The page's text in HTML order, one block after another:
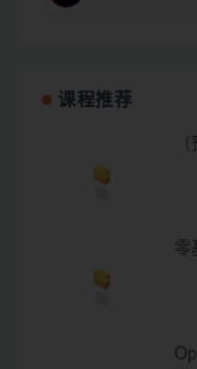
课程推荐
零